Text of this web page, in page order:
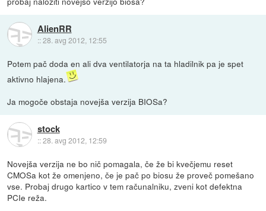
AlienRR
::28. avg 2012, 12:55
Potem pač doda en ali dva ventilatorja na ta hladilnik pa je spet
aktivno hlajena.
Ja mogoče obstaja novejša verzija BIOSa?
stock
::28. avg 2012, 12:59
Novejša verzija ne bo nič pomagala, če že bi kvečjemu reset
CMOSa kot že omenjeno, če je pač po biosu že proveč pomešano
vse. Probaj drugo kartico v tem računalniku, zveni kot defektna
PCIe reža.